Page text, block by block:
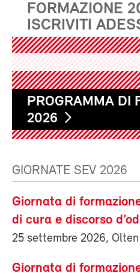
FORMAZIONE
ISCRIVITI
PROGRAMMA DI
2026
GIORNATE SEV 2026
Giornata di
di cura e discorso
25 settembre 2026, Olten
Giornata di